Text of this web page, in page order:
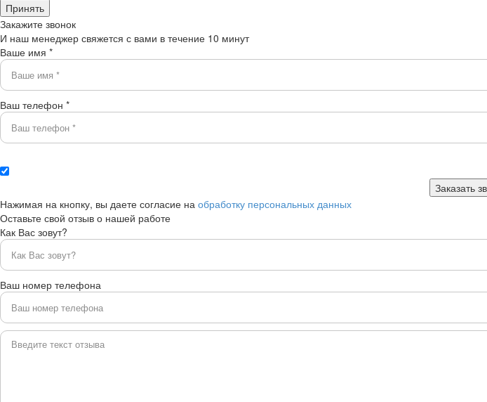
Принять
Закажите звонок
И наш менеджер свяжется с вами в течение 10 минут
Ваше имя *
Ваш телефон *
Нажимая на кнопку, вы даете согласие на обработку персональных данных
Оставьте свой отзыв о нашей работе
Как Вас зовут?
Ваш номер телефона